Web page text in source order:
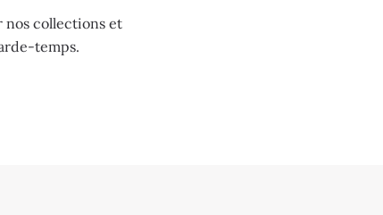
nos collections et
temps.